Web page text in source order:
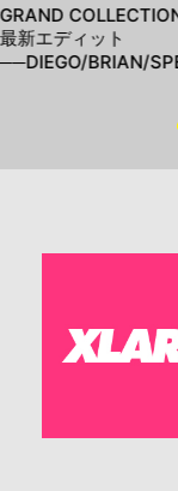
GRAND
最新エディット
──DIEGO/BRIAN/